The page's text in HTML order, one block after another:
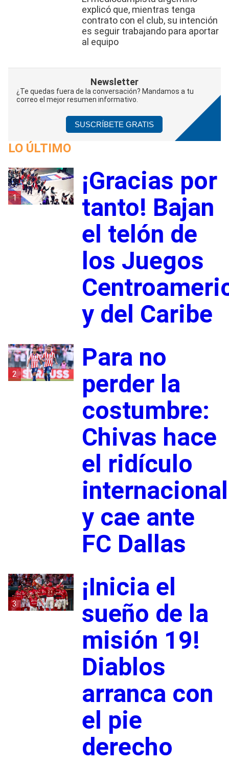
explicó que, mientras tenga
contrato con el club, su intención
es seguir trabajando para aportar
al equipo
Newsletter
¿Te quedas fuera de la conversación? Mandamos a tu
correo el mejor resumen informativo.
SUSCRÍBETE GRATIS
LO ÚLTIMO
1
¡Gracias por
tanto! Bajan
el telón de
los Juegos
y del Caribe
2
Para no
perder la
costumbre:
Chivas hace
el ridículo
internacional
y cae ante
FC Dallas
3
¡Inicia el
sueño de la
misión 19!
Diablos
arranca con
el pie
derecho